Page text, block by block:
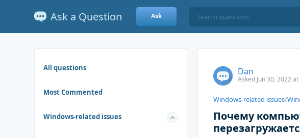
Ask a Question Ask
All questions
Most Commented
Windows-related issues
Dan
Asked Jun 30, 2022
Windows-related issues/
Почему